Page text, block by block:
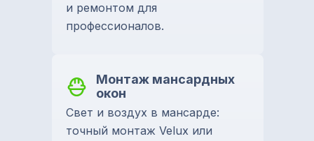
и ремонтом для
профессионалов.
Монтаж мансардных
окон
Свет и воздух в мансарде:
точный монтаж Velux или